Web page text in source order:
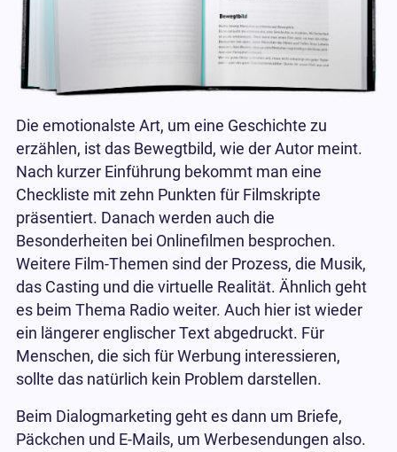
Die emotionalste Art, um eine Geschichte zu
erzählen, ist das Bewegtbild, wie der Autor meint.
Nach kurzer Einführung bekommt man eine
Checkliste mit zehn Punkten für Filmskripte
präsentiert. Danach werden auch die
Besonderheiten bei Onlinefilmen besprochen.
Weitere Film-Themen sind der Prozess, die Musik,
das Casting und die virtuelle Realität. Ähnlich geht
es beim Thema Radio weiter. Auch hier ist wieder
ein längerer englischer Text abgedruckt. Für
Menschen, die sich für Werbung interessieren,
sollte das natürlich kein Problem darstellen.
Beim Dialogmarketing geht es dann um Briefe,
Päckchen und E-Mails, um Werbesendungen also.